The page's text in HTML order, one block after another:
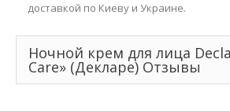
доставкой по Киеву и Украине.
Ночной крем для лица
Care» (Декларе) Отзывы